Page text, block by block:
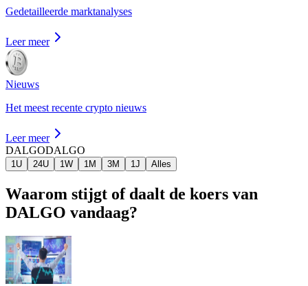
Gedetailleerde marktanalyses
Leer meer
Nieuws
Het meest recente crypto nieuws
Leer meer
DALGODALGO
1U 24U 1W 1M 3M 1J Alles
Waarom stijgt of daalt de koers van
DALGO vandaag?